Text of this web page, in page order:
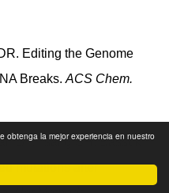
obtenga la mejor experiencia en nuestro
Editing the Genome
Breaks. ACS Chem.
DF, Tsang SH, Bassuk
mutations after